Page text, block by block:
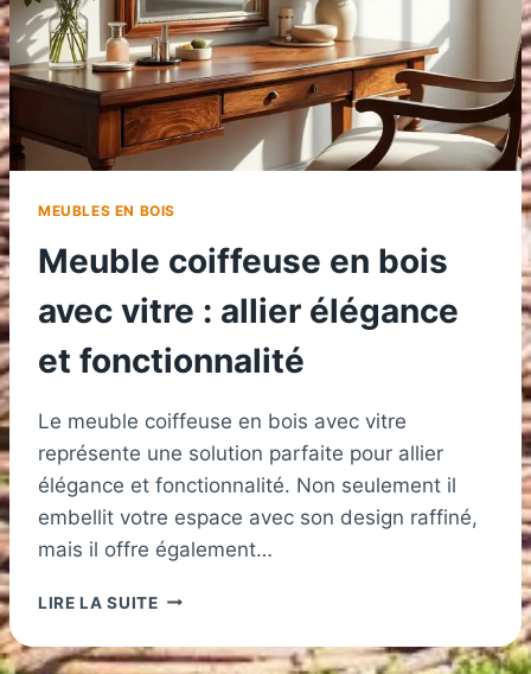
MEUBLES EN BOIS
Meuble coiffeuse en bois
avec vitre : allier élégance
et fonctionnalité
Le meuble coiffeuse en bois avec vitre
représente une solution parfaite pour allier
élégance et fonctionnalité. Non seulement il
embellit votre espace avec son design raffiné,
mais il offre également…
LIRE LA SUITEMEUBLE
EN